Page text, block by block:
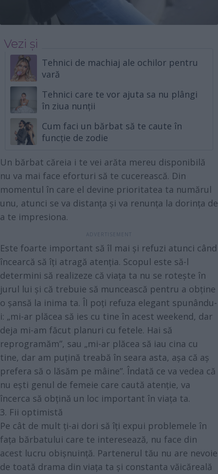
Vezi și
Tehnici de machiaj ale ochilor pentru
vară
Tehnici care te vor ajuta sa nu plângi
în ziua nunții
Cum faci un bărbat să te caute în
funcție de zodie
Un bărbat căreia i te vei arăta mereu disponibilă
nu va mai face eforturi să te cucerească. Din
momentul în care el devine prioritatea ta numărul
unu, atunci se va distanța și va renunța la dorința de
a te impresiona.
Este foarte important să îl mai și refuzi atunci când
încearcă să îți atragă atenția. Scopul este să-l
determini să realizeze că viața ta nu se rotește în
jurul lui și că trebuie să muncească pentru a obține
o șansă la inima ta. Îl poți refuza elegant spunându-
i: „mi-ar plăcea să ies cu tine în acest weekend, dar
deja mi-am făcut planuri cu fetele. Hai să
reprogramăm”, sau „mi-ar plăcea să iau cina cu
tine, dar am puțină treabă în seara asta, așa că aș
prefera să o lăsăm pe mâine”. Îndată ce va vedea că
nu ești genul de femeie care caută atenție, va
încerca să obțină un loc important în viața ta.
3. Fii optimistă
Pe cât de mult ți-ai dori să îți expui problemele în
fața bărbatului care te interesează, nu face din
acest lucru obișnuință. Partenerul tău nu are nevoie
de toată drama din viața ta și constanta văicăreală